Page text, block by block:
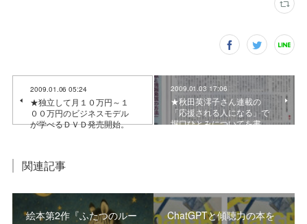
2009.01.06 05:24
★独立して月１０万円～１
００万円のビジネスモデル
が学べるＤＶＤ発売開始。
2009.01.03 17:06
★秋田英澪子さん連載の
「応援される人になる」で
堀口ひとみについてを書…
関連記事
絵本第2作『ふたつのルー
ChatGPTと傾聴力の本を